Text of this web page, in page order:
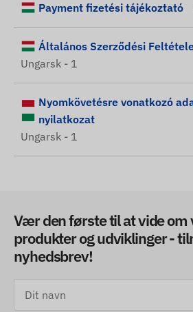
Payment fizetési tájékoztató
Általános Szerződési
Ungarsk - 1
Nyomkövetésre vonatkozó
nyilatkozat
Ungarsk - 1
Vær den første til at vide om
produkter og udviklinger -
nyhedsbrev!